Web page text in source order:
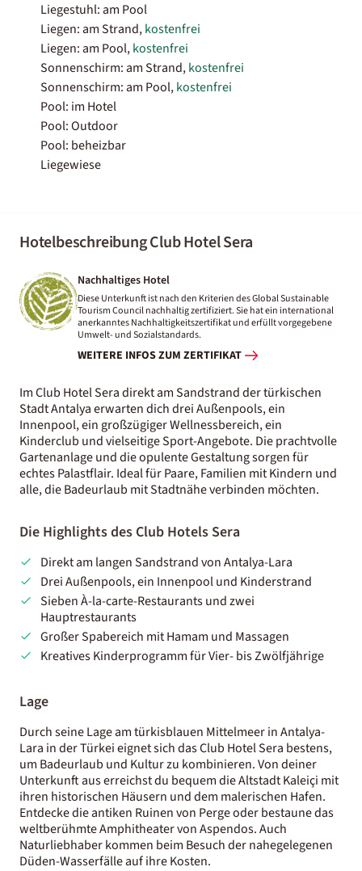
Liegestuhl: am Pool
Liegen: am Strand,kostenfrei
Liegen: am Pool,kostenfrei
Sonnenschirm: am Strand,kostenfrei
Sonnenschirm: am Pool,kostenfrei
Pool: im Hotel
Pool: Outdoor
Pool: beheizbar
Liegewiese
Hotelbeschreibung Club Hotel Sera
Nachhaltiges Hotel
Diese Unterkunft ist nach den Kriterien des Global Sustainable
Tourism Council nachhaltig zertifiziert. Sie hat ein international
anerkanntes Nachhaltigkeitszertifikat und erfüllt vorgegebene
Umwelt- und Sozialstandards.
WEITERE INFOS ZUM ZERTIFIKAT
Im Club Hotel Sera direkt am Sandstrand der türkischen
Stadt Antalya erwarten dich drei Außenpools, ein
Innenpool, ein großzügiger Wellnessbereich, ein
Kinderclub und vielseitige Sport-Angebote. Die prachtvolle
Gartenanlage und die opulente Gestaltung sorgen für
echtes Palastflair. Ideal für Paare, Familien mit Kindern und
alle, die Badeurlaub mit Stadtnähe verbinden möchten.
Die Highlights des Club Hotels Sera
Direkt am langen Sandstrand von Antalya-Lara
Drei Außenpools, ein Innenpool und Kinderstrand
Sieben À-la-carte-Restaurants und zwei
Hauptrestaurants
Großer Spabereich mit Hamam und Massagen
Kreatives Kinderprogramm für Vier- bis Zwölfjährige
Lage
Durch seine Lage am türkisblauen Mittelmeer in Antalya-
Lara in der Türkei eignet sich das Club Hotel Sera bestens,
um Badeurlaub und Kultur zu kombinieren. Von deiner
Unterkunft aus erreichst du bequem die Altstadt Kaleiçi mit
ihren historischen Häusern und dem malerischen Hafen.
Entdecke die antiken Ruinen von Perge oder bestaune das
weltberühmte Amphitheater von Aspendos. Auch
Naturliebhaber kommen beim Besuch der nahegelegenen
Düden-Wasserfälle auf ihre Kosten.